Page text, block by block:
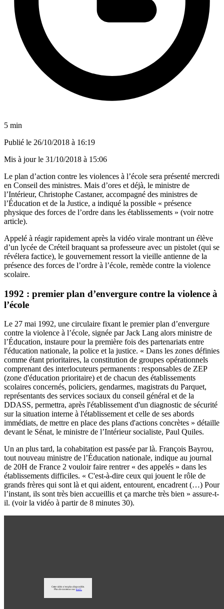
5 min
Publié le 26/10/2018 à 16:19
Mis à jour le 31/10/2018 à 15:06
Le plan d’action contre les violences à l’école sera présenté mercredi
en Conseil des ministres. Mais d’ores et déjà, le ministre de
l’Intérieur, Christophe Castaner, accompagné des ministres de
l’Éducation et de la Justice, a indiqué la possible « présence
physique des forces de l’ordre dans les établissements » (voir notre
article).
Appelé à réagir rapidement après la vidéo virale montrant un élève
d’un lycée de Créteil braquant sa professeure avec un pistolet (qui se
révélera factice), le gouvernement ressort la vieille antienne de la
présence des forces de l’ordre à l’école, remède contre la violence
scolaire.
1992 : premier plan d’envergure contre la violence à
l’école
Le 27 mai 1992, une circulaire fixant le premier plan d’envergure
contre la violence à l’école, signée par Jack Lang alors ministre de
l’Éducation, instaure pour la première fois des partenariats entre
l'éducation nationale, la police et la justice. « Dans les zones définies
comme étant prioritaires, la constitution de groupes opérationnels
comprenant des interlocuteurs permanents : responsables de ZEP
(zone d'éducation prioritaire) et de chacun des établissements
scolaires concernés, policiers, gendarmes, magistrats du Parquet,
représentants des services sociaux du conseil général et de la
DDASS, permettra, après l'établissement d'un diagnostic de sécurité
sur la situation interne à l'établissement et celle de ses abords
immédiats, de mettre en place des plans d'actions concrètes » détaille
devant le Sénat, le ministre de l’Intérieur socialiste, Paul Quiles.
Un an plus tard, la cohabitation est passée par là. François Bayrou,
tout nouveau ministre de l’Éducation nationale, indique au journal
de 20H de France 2 vouloir faire rentrer « des appelés » dans les
établissements difficiles. « C'est-à-dire ceux qui jouent le rôle de
grands frères qui sont là et qui aident, entourent, encadrent (…) Pour
l’instant, ils sont très bien accueillis et ça marche très bien » assure-t-
il. (voir la vidéo à partir de 8 minutes 30).